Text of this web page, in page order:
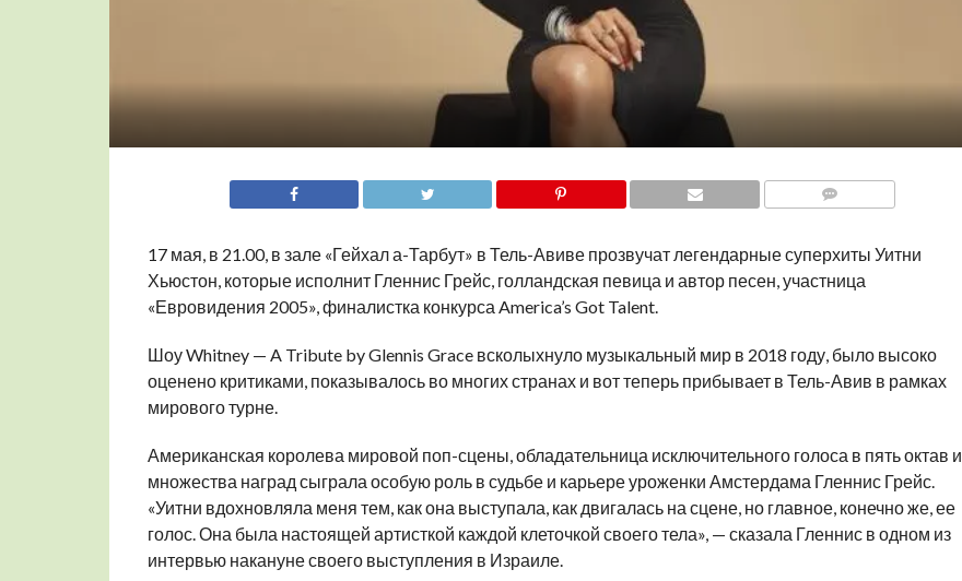
17 мая, в 21.00, в зале «Гейхал а-Тарбут» в Тель-Авиве прозвучат легендарные суперхиты Уитни
Хьюстон, которые исполнит Гленнис Грейс, голландская певица и автор песен, участница
«Евровидения 2005», финалистка конкурса America’s Got Talent.
Шоу Whitney — A Tribute by Glennis Grace всколыхнуло музыкальный мир в 2018 году, было высоко
оценено критиками, показывалось во многих странах и вот теперь прибывает в Тель-Авив в рамках
мирового турне.
Американская королева мировой поп-сцены, обладательница исключительного голоса в пять октав и
множества наград сыграла особую роль в судьбе и карьере уроженки Амстердама Гленнис Грейс.
«Уитни вдохновляла меня тем, как она выступала, как двигалась на сцене, но главное, конечно же, ее
голос. Она была настоящей артисткой каждой клеточкой своего тела», — сказала Гленнис в одном из
интервью накануне своего выступления в Израиле.